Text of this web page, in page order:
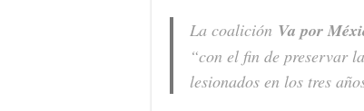
La coalición Va por
“con el fin de preservar
lesionados en los tres